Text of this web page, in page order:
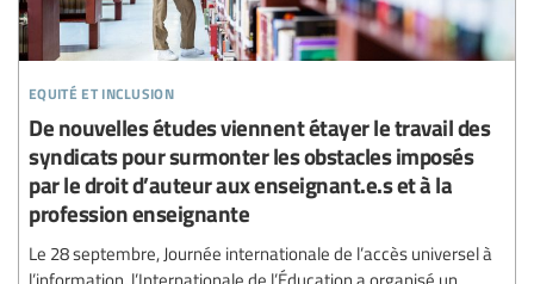
equité et inclusion
De nouvelles études viennent étayer le travail des
syndicats pour surmonter les obstacles imposés
par le droit d’auteur aux enseignant.e.s et à la
profession enseignante
Le 28 septembre, Journée internationale de l’accès universel à
l’information, l’Internationale de l’Éducation a organisé un